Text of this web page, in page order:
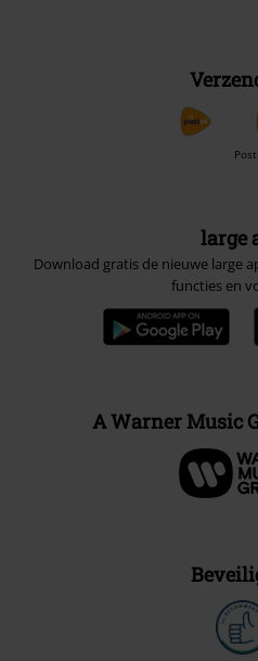
large
Download gratis de nieuwe large
functies en
A Warner Music